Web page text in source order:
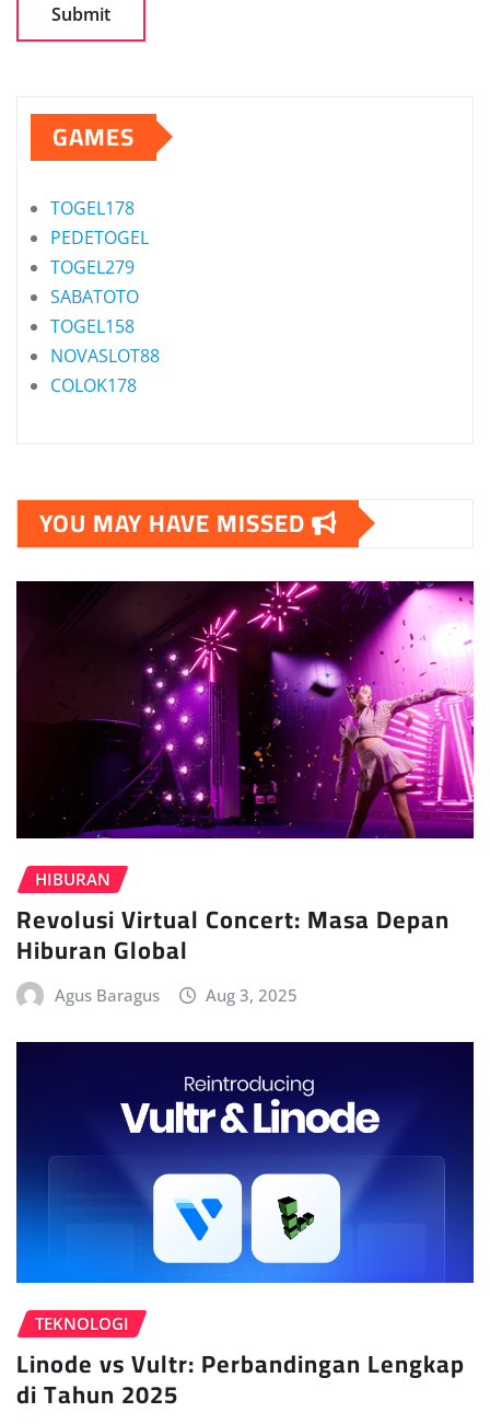
GAMES
TOGEL178
PEDETOGEL
TOGEL279
SABATOTO
TOGEL158
NOVASLOT88
COLOK178
YOU MAY HAVE MISSED
HIBURAN
Revolusi Virtual Concert: Masa Depan
Hiburan Global
Agus Baragus Aug 3, 2025
TEKNOLOGI
Linode vs Vultr: Perbandingan Lengkap
di Tahun 2025